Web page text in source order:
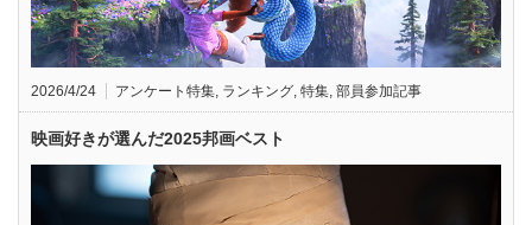
2026/4/24 アンケート特集, ランキング, 特集, 部員参加記事
映画好きが選んだ2025邦画ベスト